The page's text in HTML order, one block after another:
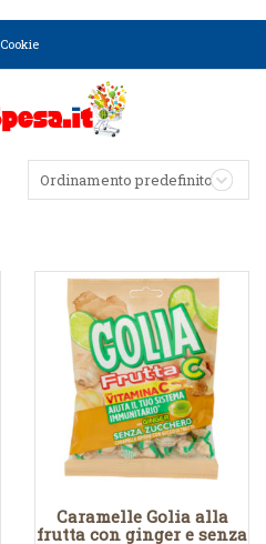
Cookie
Ordinamento predefinito
Caramelle Golia alla
frutta con ginger e senza